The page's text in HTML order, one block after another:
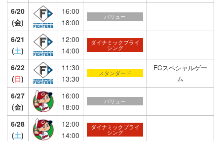
6/20
(金)
16:00
18:00
バリュー
6/21
(土)
12:00
14:00
ダイナミックプライ
シング
6/22
(日)
11:30
13:30
スタンダード
FCスペシャルゲー
ム
6/27
(金)
16:00
18:00
バリュー
6/28
(土)
12:00
14:00
ダイナミックプライ
シング